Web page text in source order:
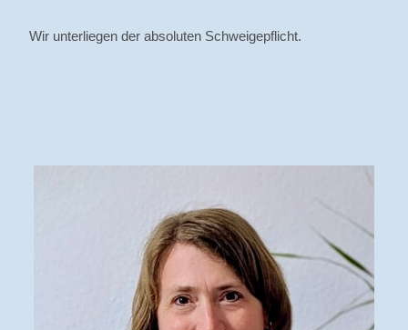
Wir unterliegen der absoluten Schweigepflicht.